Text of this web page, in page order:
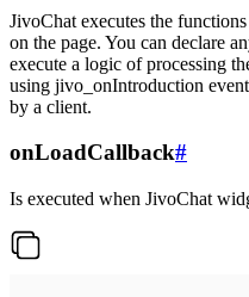
JivoChat executes the
on the page. You can declare
execute a logic of processing
using jivo_onIntroduction
by a client.
onLoadCallback#
Is executed when JivoChat